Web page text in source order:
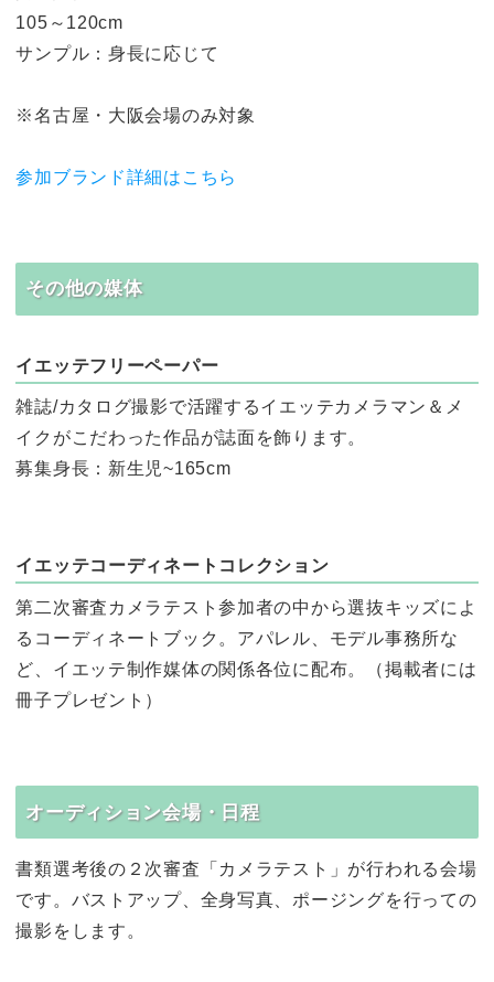
105～120cm
サンプル：身長に応じて
※名古屋・大阪会場のみ対象
参加ブランド詳細はこちら
その他の媒体
イエッテフリーペーパー
雑誌/カタログ撮影で活躍するイエッテカメラマン＆メ
イクがこだわった作品が誌面を飾ります。
募集身長：新生児~165cm
イエッテコーディネートコレクション
第二次審査カメラテスト参加者の中から選抜キッズによ
るコーディネートブック。アパレル、モデル事務所な
ど、イエッテ制作媒体の関係各位に配布。（掲載者には
冊子プレゼント）
オーディション会場・日程
書類選考後の２次審査「カメラテスト」が行われる会場
です。バストアップ、全身写真、ポージングを行っての
撮影をします。